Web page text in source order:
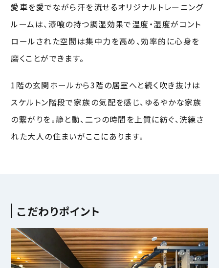
愛車を愛でながら汗を流せるオリジナルトレーニング
ルームは、漆喰の持つ調湿効果で温度・湿度がコント
ロールされた空間は集中力を高め、効率的に心身を
磨くことができます。
1階の玄関ホールから3階の居室へと続く吹き抜けは
スケルトン階段で家族の気配を感じ、ゆるやかな家族
の繋がりを。静と動、二つの時間を上質に紡ぐ、洗練さ
れた大人の住まいがここにあります。
こだわりポイント